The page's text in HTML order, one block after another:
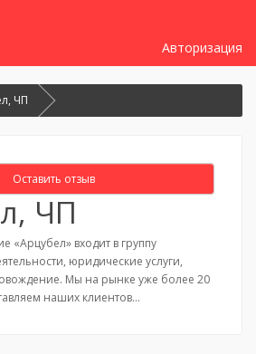
Авторизация
ЧП
Оставить отзыв
ЧП
«Арцубел» входит в группу
юридические услуги,
Мы на рынке уже более 20
наших клиентов…